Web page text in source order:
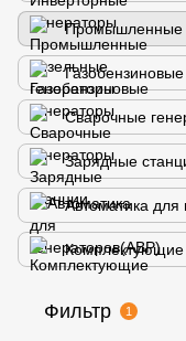
Промышленные
Сварочные
Зарядные
Автоматика для
Комплектующие
Фильтр 1